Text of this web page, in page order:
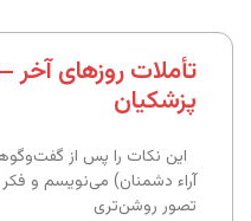
تأملات روزهای آخر
پزشکیان
این نکات را پس از
آراء دشمنان) می‌نویسم و
تصور روشن‌تری